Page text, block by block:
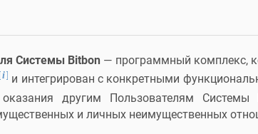
Системы Bitbon — программный комплекс,
[i] и интегрирован с конкретными
другим Пользователям Системы
и личных неимущественных